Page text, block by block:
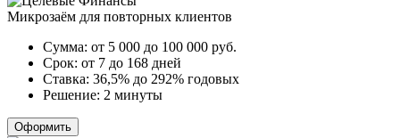
Микрозаём для повторных клиентов
Сумма: от 5 000 до 100 000 руб.
Срок: от 7 до 168 дней
Ставка: 36,5% до 292% годовых
Решение: 2 минуты
Оформить